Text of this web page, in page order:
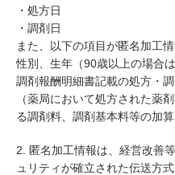
・処方日
・調剤日
また、以下の項目が匿名加工
性別、生年（90歳以上の場合
調剤報酬明細書記載の処方・
（薬局において処方された薬
る調剤料、調剤基本料等の加算
2. 匿名加工情報は、経営改善
ュリティが確立された伝送方